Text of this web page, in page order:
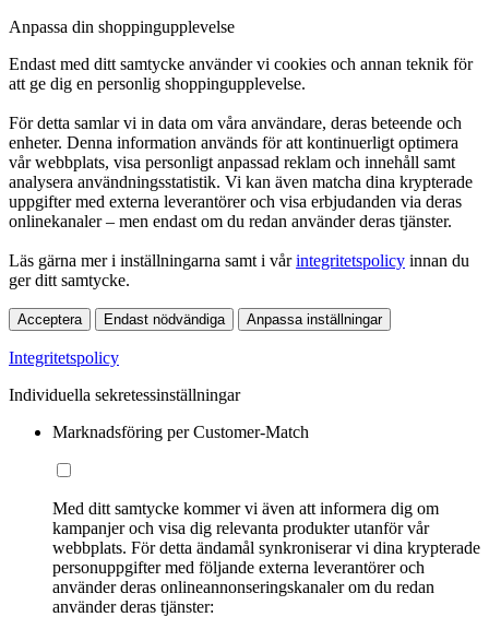
Anpassa din shoppingupplevelse
Endast med ditt samtycke använder vi cookies och annan teknik för
att ge dig en personlig shoppingupplevelse.
För detta samlar vi in data om våra användare, deras beteende och
enheter. Denna information används för att kontinuerligt optimera
vår webbplats, visa personligt anpassad reklam och innehåll samt
analysera användningsstatistik. Vi kan även matcha dina krypterade
uppgifter med externa leverantörer och visa erbjudanden via deras
onlinekanaler – men endast om du redan använder deras tjänster.
Läs gärna mer i inställningarna samt i vårintegritetspolicy innan du
ger ditt samtycke.
Acceptera Endast nödvändiga Anpassa inställningar
Integritetspolicy
Individuella sekretessinställningar
Marknadsföring per Customer-Match
Med ditt samtycke kommer vi även att informera dig om
kampanjer och visa dig relevanta produkter utanför vår
webbplats. För detta ändamål synkroniserar vi dina krypterade
personuppgifter med följande externa leverantörer och
använder deras onlineannonseringskanaler om du redan
använder deras tjänster: